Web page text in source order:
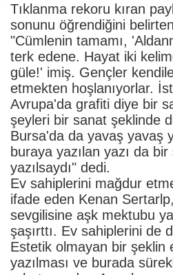
Tıklanma rekoru kıran
sonunu öğrendiğini
"Cümlenin tamamı,
terk edene. Hayat iki
güle!' imiş. Gençler
etmekten hoşlanıyorlar.
Avrupa'da grafiti diye bir
şeyleri bir sanat şeklinde
Bursa'da da yavaş yavaş
buraya yazılan yazı da
yazılsaydı" dedi.
Ev sahiplerini mağdur
ifade eden Kenan
sevgilisine aşk mektubu
şaşırttı. Ev sahiplerini de
Estetik olmayan bir şeklin
yazılması ve burada